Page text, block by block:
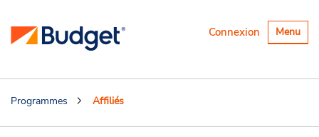
Basculer
la
Menu
Connexion
Programmes Affiliés